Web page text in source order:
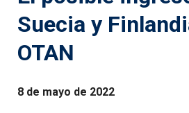
Suecia y
OTAN
8 de mayo de 2022